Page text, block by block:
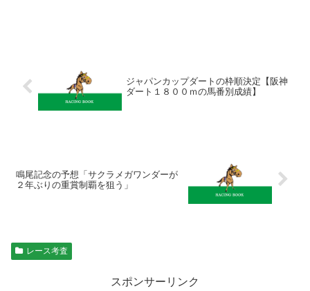
ジャパンカップダートの枠順決定【阪神
ダート１８００ｍの馬番別成績】
鳴尾記念の予想「サクラメガワンダーが
２年ぶりの重賞制覇を狙う」
レース考査
スポンサーリンク